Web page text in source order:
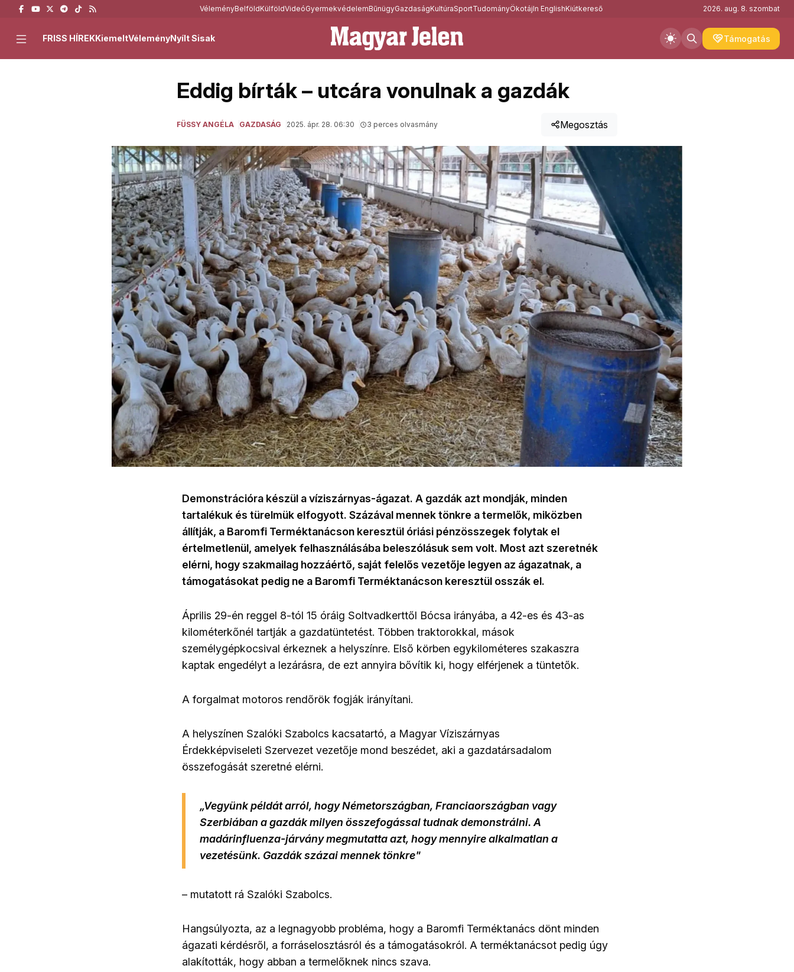
VéleményBelföldKülföldVideóGyermekvédelemBűnügyGazdaságKultúraSportTudományÖkotájIn EnglishKiútkereső 2026. aug. 8. szombat
Támogatás
FRISS HÍREKKiemeltVéleményNyílt Sisak
Eddig bírták – utcára vonulnak a gazdák
FÜSSY ANGÉLA GAZDASÁG 2025. ápr. 28. 06:30 3 perces olvasmány Megosztás
Demonstrációra készül a víziszárnyas-ágazat. A gazdák azt mondják, minden
tartalékuk és türelmük elfogyott. Százával mennek tönkre a termelők, miközben
állítják, a Baromfi Terméktanácson keresztül óriási pénzösszegek folytak el
értelmetlenül, amelyek felhasználásába beleszólásuk sem volt. Most azt szeretnék
elérni, hogy szakmailag hozzáértő, saját felelős vezetője legyen az ágazatnak, a
támogatásokat pedig ne a Baromfi Terméktanácson keresztül osszák el.
Április 29-én reggel 8-tól 15 óráig Soltvadkerttől Bócsa irányába, a 42-es és 43-as
kilométerkőnél tartják a gazdatüntetést. Többen traktorokkal, mások
személygépkocsival érkeznek a helyszínre. Első körben egykilométeres szakaszra
kaptak engedélyt a lezárásra, de ezt annyira bővítik ki, hogy elférjenek a tüntetők.
A forgalmat motoros rendőrök fogják irányítani.
A helyszínen Szalóki Szabolcs kacsatartó, a Magyar Víziszárnyas
Érdekképviseleti Szervezet vezetője mond beszédet, aki a gazdatársadalom
összefogását szeretné elérni.
„Vegyünk példát arról, hogy Németországban, Franciaországban vagy
Szerbiában a gazdák milyen összefogással tudnak demonstrálni. A
madárinfluenza-járvány megmutatta azt, hogy mennyire alkalmatlan a
vezetésünk. Gazdák százai mennek tönkre"
– mutatott rá Szalóki Szabolcs.
Hangsúlyozta, az a legnagyobb probléma, hogy a Baromfi Terméktanács dönt minden
ágazati kérdésről, a forráselosztásról és a támogatásokról. A terméktanácsot pedig úgy
alakították, hogy abban a termelőknek nincs szava.